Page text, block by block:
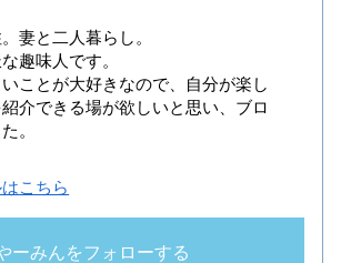
妻と二人暮らし。
趣味人です。
ことが大好きなので、自分が楽し
介できる場が欲しいと思い、ブロ
。
こちら
ーみんをフォローする